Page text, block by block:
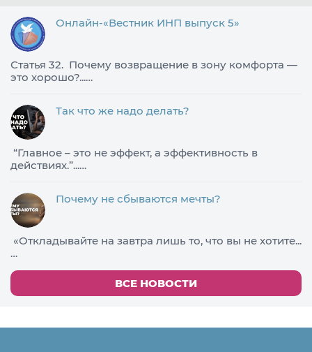
Онлайн-«Вестник ИНП выпуск 5»
Статья 32. Почему возвращение в зону комфорта —
это хорошо?...…
Так что же надо делать?
​“Главное – это не эффект, а эффективность в
действиях.”...…
Почему не сбываются мечты?
«Откладывайте на завтра лишь то, что вы не хотите...
…
ВСЕ НОВОСТИ